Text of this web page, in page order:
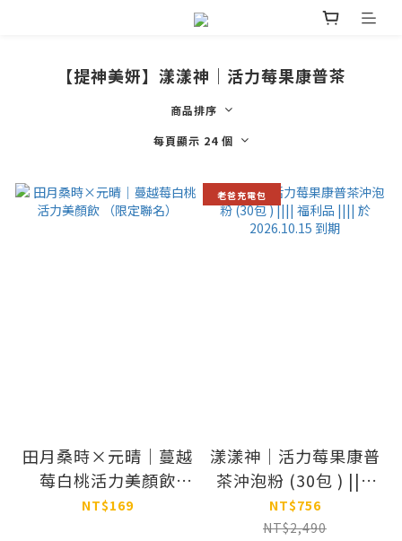
【提神美妍】漾漾神｜活力莓果康普茶
商品排序
每頁顯示 24 個
田月桑時×元晴｜蔓越
莓白桃活力美顏飲
（限定聯名）
NT$169
老爸充電包
漾漾神｜活力莓果康普
茶沖泡粉 (30包 ) ||||
福利品 |||| 於
2026.10.15 到期
NT$756
NT$2,490